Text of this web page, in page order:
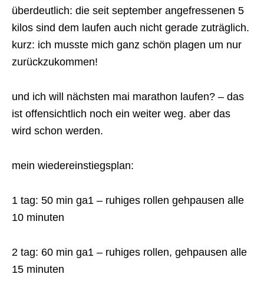
überdeutlich: die seit september angefressenen 5
kilos sind dem laufen auch nicht gerade zuträglich.
kurz: ich musste mich ganz schön plagen um nur
zurückzukommen!
und ich will nächsten mai marathon laufen? – das
ist offensichtlich noch ein weiter weg. aber das
wird schon werden.
mein wiedereinstiegsplan:
1 tag: 50 min ga1 – ruhiges rollen gehpausen alle
10 minuten
2 tag: 60 min ga1 – ruhiges rollen, gehpausen alle
15 minuten